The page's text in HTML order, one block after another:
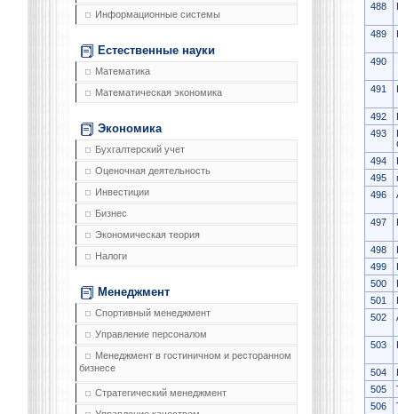
Информационные системы
Естественные науки
Математика
Математическая экономика
Экономика
Бухгалтерский учет
Оценочная деятельность
Инвестиции
Бизнес
Экономическая теория
Налоги
Менеджмент
Спортивный менеджмент
Управление персоналом
Менеджмент в гостиничном и ресторанном
бизнесе
Стратегический менеджмент
488
489
490
491
492
493
494
495
496
497
498
499
500
501
502
503
504
505
506